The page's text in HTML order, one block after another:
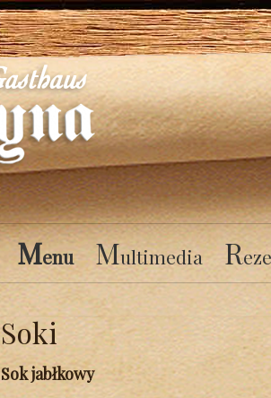
Menu Multimedia R
Soki
Sok jabłkowy